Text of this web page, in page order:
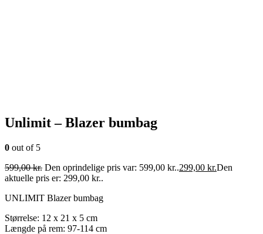
Unlimit – Blazer bumbag
0 out of 5
599,00kr. Den oprindelige pris var: 599,00 kr..299,00 kr.Den
aktuelle pris er: 299,00 kr..
UNLIMIT Blazer bumbag
Størrelse: 12 x 21 x 5 cm
Længde på rem: 97-114 cm